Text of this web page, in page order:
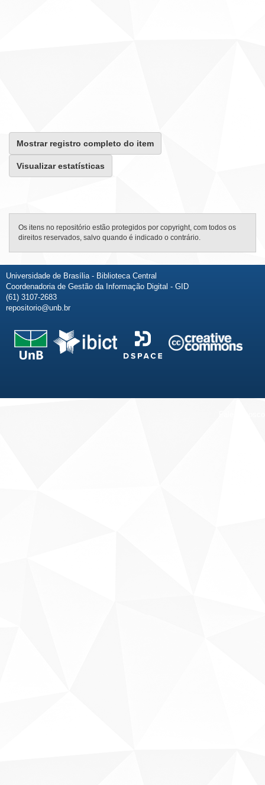
Mostrar registro completo do item
Visualizar estatísticas
Os itens no repositório estão protegidos por copyright, com todos os
direitos reservados, salvo quando é indicado o contrário.
Universidade de Brasília - Biblioteca Central
Coordenadoria de Gestão da Informação Digital - GID
(61) 3107-2683
repositorio@unb.br